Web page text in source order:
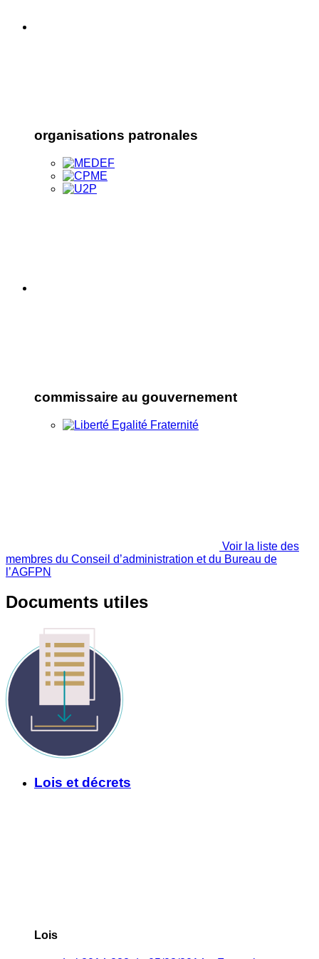
organisations patronales
commissaire au gouvernement
Voir la liste des
membres du Conseil d’administration et du Bureau de
l’AGFPN
Documents utiles
Lois et décrets
Lois